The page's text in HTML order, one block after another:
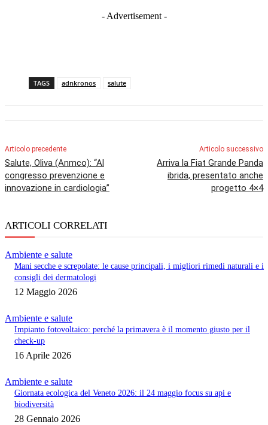
- Advertisement -
TAGS adnkronos salute
Articolo precedente
Salute, Oliva (Anmco): “Al
congresso prevenzione e
innovazione in cardiologia”
Articolo successivo
Arriva la Fiat Grande Panda
ibrida, presentato anche
progetto 4×4
ARTICOLI CORRELATI
Ambiente e salute
Mani secche e screpolate: le cause principali, i migliori rimedi naturali e i
consigli dei dermatologi
12 Maggio 2026
Ambiente e salute
Impianto fotovoltaico: perché la primavera è il momento giusto per il
check-up
16 Aprile 2026
Ambiente e salute
Giornata ecologica del Veneto 2026: il 24 maggio focus su api e
biodiversità
28 Gennaio 2026